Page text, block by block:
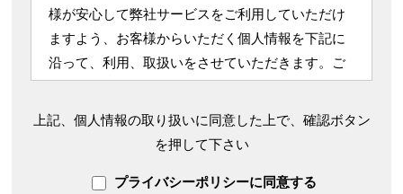
様が安心して弊社サービスをご利用していただけ
ますよう、お客様からいただく個人情報を下記に
沿って、利用、取扱いをさせていただきます。ご
お願い致します。
＜利用目的について＞
弊社では、お客様の個人情報を以下の目的の範囲
上記、個人情報の取り扱いに同意した上で、確認ボタン
を押して下さい
プライバシーポリシーに同意する